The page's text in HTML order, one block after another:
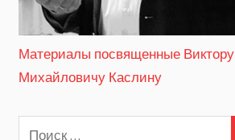
Материалы посвященные Виктору
Михайловичу Каслину